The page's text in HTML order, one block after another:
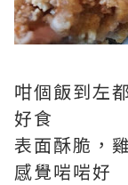
咁個飯到左
好食
表面酥脆，
感覺啱啱好